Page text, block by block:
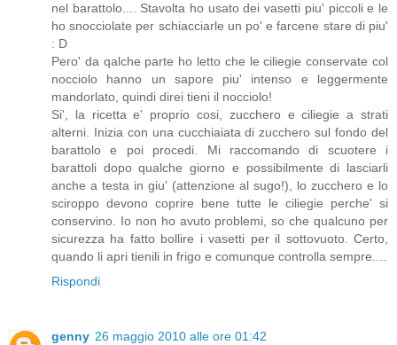
nel barattolo.... Stavolta ho usato dei vasetti piu' piccoli e le
ho snocciolate per schiacciarle un po' e farcene stare di piu'
: D
Pero' da qalche parte ho letto che le ciliegie conservate col
nocciolo hanno un sapore piu' intenso e leggermente
mandorlato, quindi direi tieni il nocciolo!
Si', la ricetta e' proprio cosi, zucchero e ciliegie a strati
alterni. Inizia con una cucchiaiata di zucchero sul fondo del
barattolo e poi procedi. Mi raccomando di scuotere i
barattoli dopo qualche giorno e possibilmente di lasciarli
anche a testa in giu' (attenzione al sugo!), lo zucchero e lo
sciroppo devono coprire bene tutte le ciliegie perche' si
conservino. Io non ho avuto problemi, so che qualcuno per
sicurezza ha fatto bollire i vasetti per il sottovuoto. Certo,
quando li apri tienili in frigo e comunque controlla sempre....
Rispondi
genny 26 maggio 2010 alle ore 01:42